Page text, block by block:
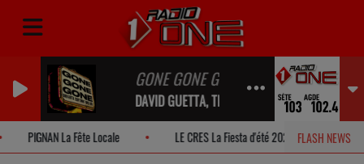
GONE GONE GONE
DAVID GUETTA, TEDDY SWIMS, TONES AND I
FLASH NEWS
PIGNAN La Fête Locale LE CRES La Fiesta d'été 2026!